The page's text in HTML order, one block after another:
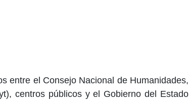
entre el Consejo Nacional de Humanidades,
centros públicos y el Gobierno del Estado